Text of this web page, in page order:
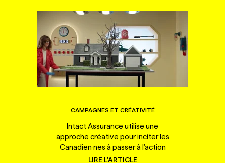
CAMPAGNES ET CRÉATIVITÉ
Intact Assurance utilise une
approche créative pour inciter les
Canadien·nes à passer à l'action
LIRE L'ARTICLE